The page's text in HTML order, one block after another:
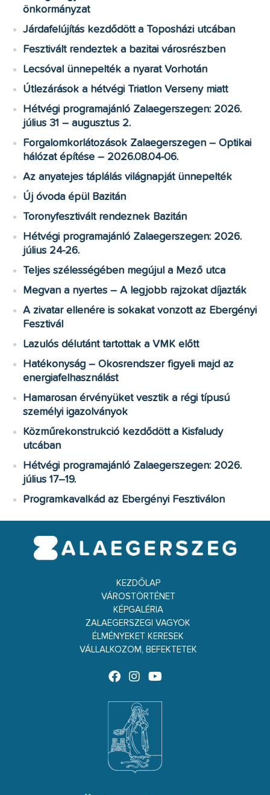
önkormányzat
Járdafelújítás kezdődött a Toposházi utcában
Fesztivált rendeztek a bazitai városrészben
Lecsóval ünnepelték a nyarat Vorhotán
Útlezárások a hétvégi Triatlon Verseny miatt
Hétvégi programajánló Zalaegerszegen: 2026.
július 31 – augusztus 2.
Forgalomkorlátozások Zalaegerszegen – Optikai
hálózat építése – 2026.08.04-06.
Az anyatejes táplálás világnapját ünnepelték
Új óvoda épül Bazitán
Toronyfesztivált rendeznek Bazitán
Hétvégi programajánló Zalaegerszegen: 2026.
július 24-26.
Teljes szélességében megújul a Mező utca
Megvan a nyertes – A legjobb rajzokat díjazták
A zivatar ellenére is sokakat vonzott az Ebergényi
Fesztivál
Lazulós délutánt tartottak a VMK előtt
Hatékonyság – Okosrendszer figyeli majd az
energiafelhasználást
Hamarosan érvényüket vesztik a régi típusú
személyi igazolványok
Közműrekonstrukció kezdődött a Kisfaludy
utcában
Hétvégi programajánló Zalaegerszegen: 2026.
július 17–19.
Programkavalkád az Ebergényi Fesztiválon
KEZDŐLAP
VÁROSTÖRTÉNET
KÉPGALÉRIA
ZALAEGERSZEGI VAGYOK
ÉLMÉNYEKET KERESEK
VÁLLALKOZOM, BEFEKTETEK